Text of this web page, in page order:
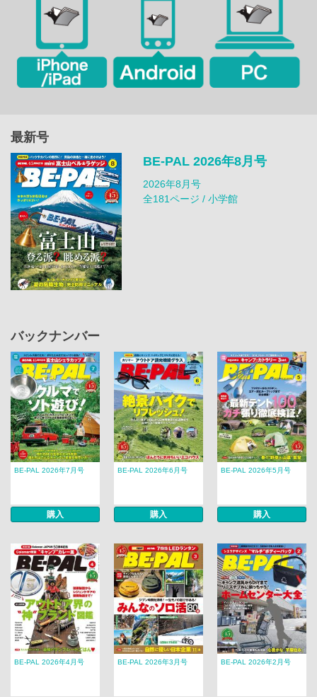
最新号
BE-PAL 2026年8月号
2026年8月号
全181ページ / 小学館
バックナンバー
BE-PAL 2026年7月号
購入
BE-PAL 2026年6月号
購入
BE-PAL 2026年5月号
購入
BE-PAL 2026年4月号 BE-PAL 2026年3月号 BE-PAL 2026年2月号